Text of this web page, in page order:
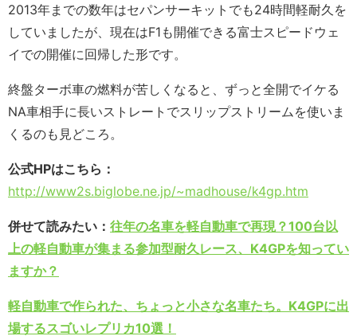
2013年までの数年はセパンサーキットでも24時間軽耐久を
していましたが、現在はF1も開催できる富士スピードウェ
イでの開催に回帰した形です。
終盤ターボ車の燃料が苦しくなると、ずっと全開でイケる
NA車相手に長いストレートでスリップストリームを使いま
くるのも見どころ。
公式HPはこちら：
http://www2s.biglobe.ne.jp/~madhouse/k4gp.htm
併せて読みたい： 往年の名車を軽自動車で再現？100台以
上の軽自動車が集まる参加型耐久レース、K4GPを知ってい
ますか？
軽自動車で作られた、ちょっと小さな名車たち。K4GPに出
場するスゴいレプリカ10選！